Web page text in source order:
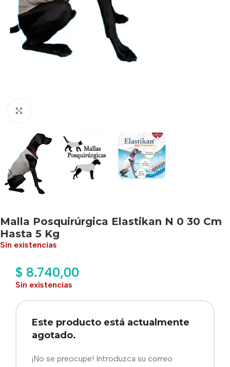
Malla Posquirúrgica Elastikan N 0 30 Cm
Hasta 5 Kg
Sin existencias
$ 8.740,00
Sin existencias
Este producto está actualmente
agotado.
¡No se preocupe! Introduzca su correo